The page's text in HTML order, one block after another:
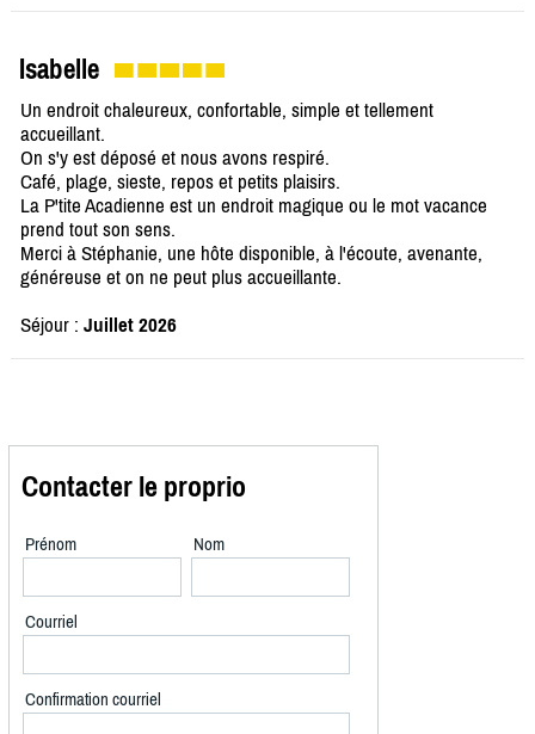
Isabelle
Un endroit chaleureux, confortable, simple et tellement
accueillant.
On s'y est déposé et nous avons respiré.
Café, plage, sieste, repos et petits plaisirs.
La P'tite Acadienne est un endroit magique ou le mot vacance
prend tout son sens.
Merci à Stéphanie, une hôte disponible, à l'écoute, avenante,
généreuse et on ne peut plus accueillante.
Séjour : Juillet 2026
Contacter le proprio
Prénom Nom
Courriel
Confirmation courriel